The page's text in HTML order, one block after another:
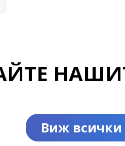
Виж всички